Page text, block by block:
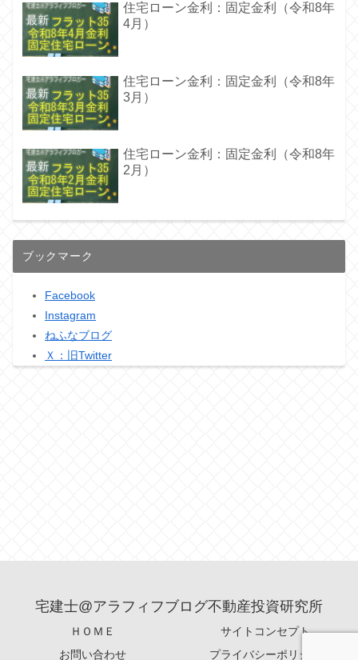
住宅ローン金利：固定金利（令和8年
4月）
住宅ローン金利：固定金利（令和8年
3月）
住宅ローン金利：固定金利（令和8年
2月）
ブックマーク
Facebook
Instagram
ねふなブログ
Ｘ：旧Twitter
宅建士@アラフィフブログ不動産投資研究所
ＨＯＭＥ
サイトコンセプト
お問い合わせ
プライバシーポリシー